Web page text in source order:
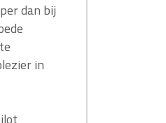
dan bij
in